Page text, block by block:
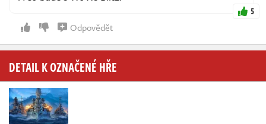
5
Odpovědět
DETAIL K OZNAČENÉ HŘE